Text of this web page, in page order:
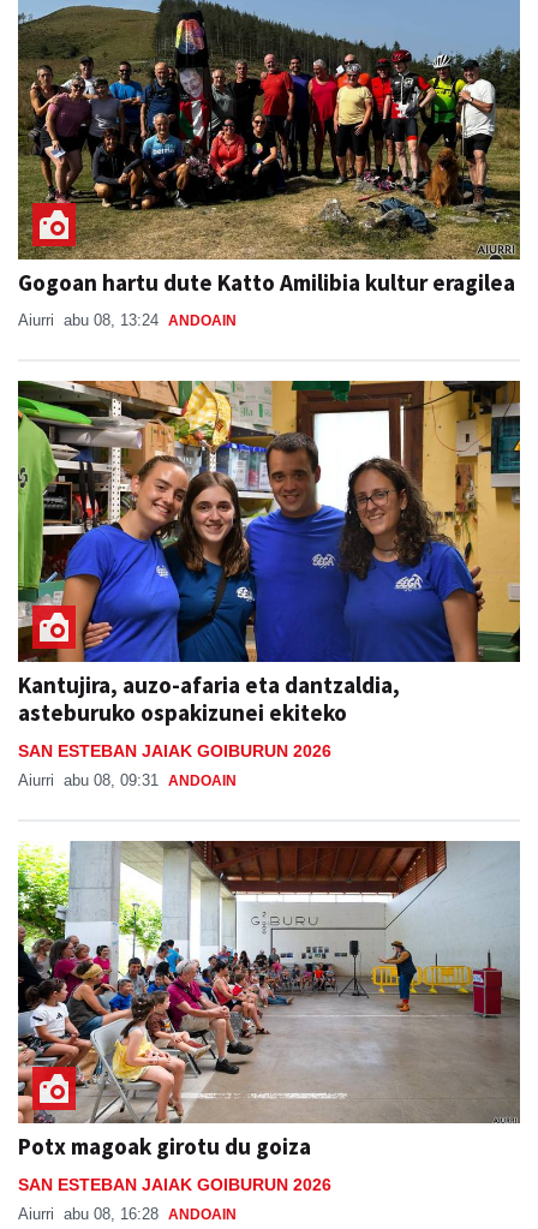
Gogoan hartu dute Katto Amilibia kultur eragilea
Aiurri abu 08, 13:24 ANDOAIN
Kantujira, auzo-afaria eta dantzaldia,
asteburuko ospakizunei ekiteko
SAN ESTEBAN JAIAK GOIBURUN 2026
Aiurri abu 08, 09:31 ANDOAIN
Potx magoak girotu du goiza
SAN ESTEBAN JAIAK GOIBURUN 2026
Aiurri abu 08, 16:28 ANDOAIN